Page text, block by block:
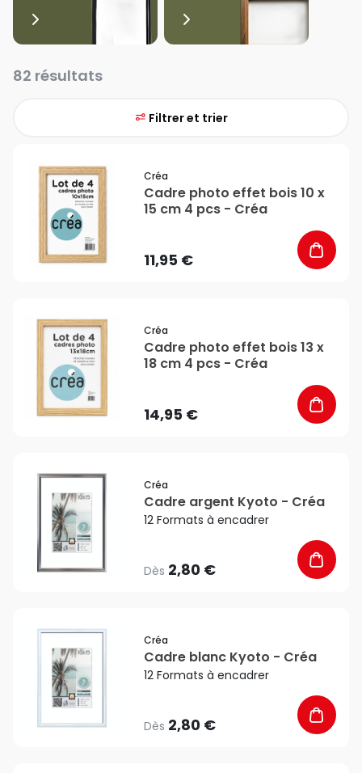
82 résultats
Filtrer et trier
Créa
Cadre photo effet bois 10 x
15 cm 4 pcs - Créa
11,95 €
Créa
Cadre photo effet bois 13 x
18 cm 4 pcs - Créa
14,95 €
Créa
Cadre argent Kyoto - Créa
12 Formats à encadrer
Dès 2,80 €
Créa
Cadre blanc Kyoto - Créa
12 Formats à encadrer
Dès 2,80 €